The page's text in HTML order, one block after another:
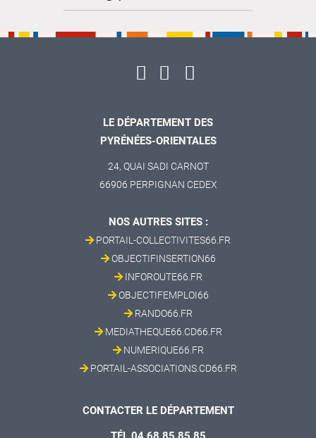
LE DÉPARTEMENT DES
PYRÉNÉES-ORIENTALES
24, QUAI SADI CARNOT
66906 PERPIGNAN CEDEX
NOS AUTRES SITES :
PORTAIL-COLLECTIVITES66.FR
OBJECTIFINSERTION66
INFOROUTE66.FR
OBJECTIFEMPLOI66
RANDO66.FR
MEDIATHEQUE66.CD66.FR
NUMERIQUE66.FR
PORTAIL-ASSOCIATIONS.CD66.FR
CONTACTER LE DÉPARTEMENT